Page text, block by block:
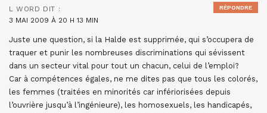
L WORD DIT :
3 MAI 2009 À 20 H 13 MIN
Juste une question, si la Halde est supprimée, qui s’occupera de
traquer et punir les nombreuses discriminations qui sévissent
dans un secteur vital pour tout un chacun, celui de l’emploi?
Car à compétences égales, ne me dites pas que tous les colorés,
les femmes (traitées en minorités car infériorisées depuis
l’ouvrière jusqu’à l’ingénieure), les homosexuels, les handicapés,
RÉPONDRE